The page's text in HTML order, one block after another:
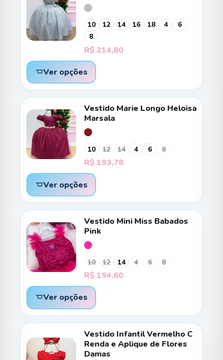
10 12 14 16 18 4
6
8
R$ 214,80
Ver opções
Vestido Marie Longo Heloisa
Marsala
10 12 14 4 6 8
R$ 193,78
Ver opções
Vestido Mini Miss Babados
Pink
10 12 14 4 6 8
R$ 194,60
Ver opções
Vestido Infantil Vermelho C
Renda e Aplique de Flores
Damas